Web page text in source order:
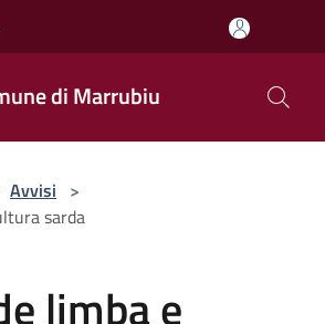
di Marrubiu
Avvisi >
sarda
limba e